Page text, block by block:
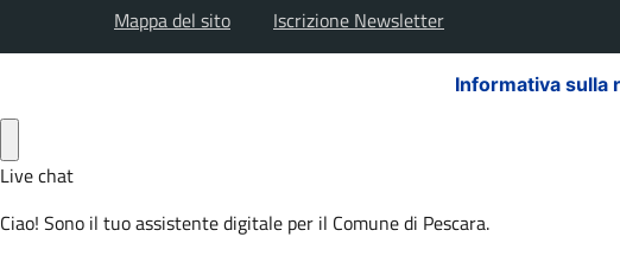
Mappa del sito Iscrizione Newsletter
Informativa sulla